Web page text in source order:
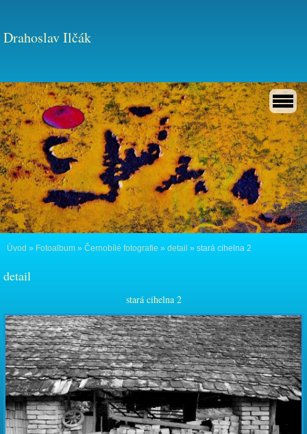
Drahoslav Ilčák
Úvod » Fotoalbum » Černobílé fotografie » detail » stará cihelna 2
detail
stará cihelna 2